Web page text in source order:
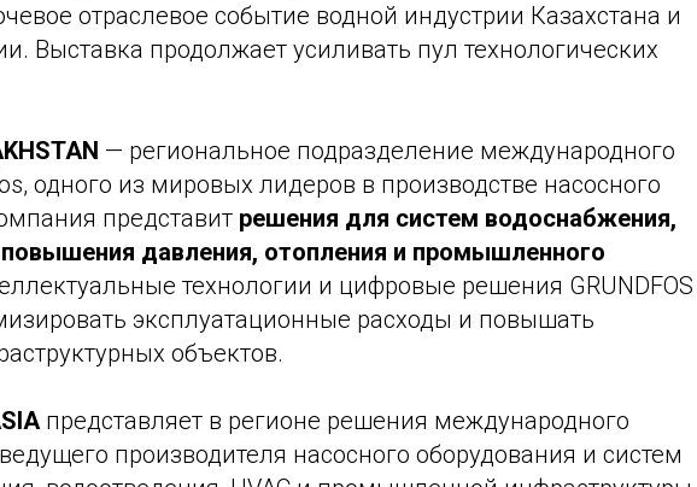
отраслевое событие водной индустрии Казахстана и
Выставка продолжает усиливать пул технологических
— региональное подразделение международного
одного из мировых лидеров в производстве насосного
представит решения для систем водоснабжения,
давления, отопления и промышленного
технологии и цифровые решения GRUNDFOS
эксплуатационные расходы и повышать
объектов.
представляет в регионе решения международного
производителя насосного оборудования и систем